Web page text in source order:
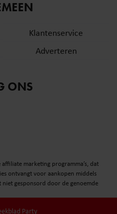
Klantenservice
Adverteren
ONS
marketing programma’s, dat
ontvangt voor aankopen middels
gesponsord door de genoemde
Party